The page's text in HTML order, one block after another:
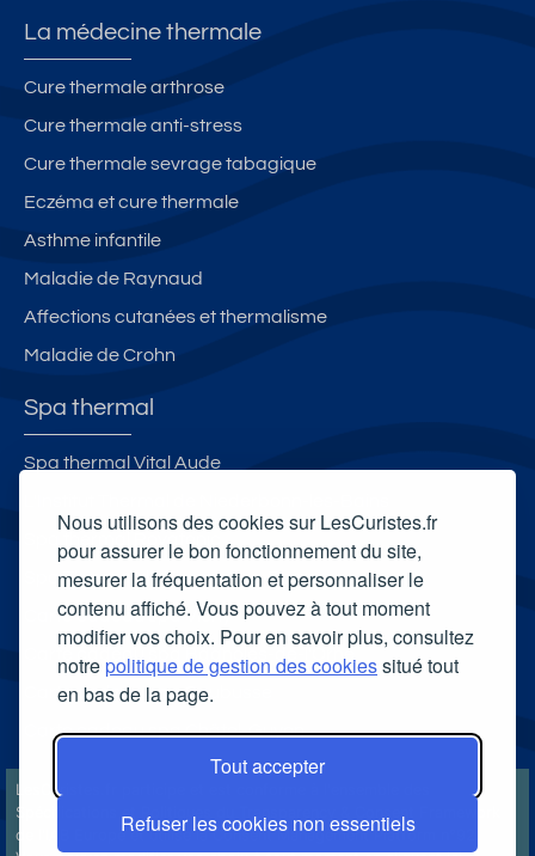
Nous utilisons des cookies sur LesCuristes.fr
pour assurer le bon fonctionnement du site,
mesurer la fréquentation et personnaliser le
contenu affiché. Vous pouvez à tout moment
modifier vos choix. Pour en savoir plus, consultez
notrepolitique de gestion des cookiessitué tout
en bas de la page.
Tout accepter
Refuser les cookies non essentiels
La médecine thermale
Cure thermale arthrose
Cure thermale anti-stress
Cure thermale sevrage tabagique
Eczéma et cure thermale
Asthme infantile
Maladie de Raynaud
Affections cutanées et thermalisme
Maladie de Crohn
Spa thermal
Spa thermal Vital Aude
Spa Thermal de Thonon-les-Bains
Carte cadeau spa Vichy
Carte cadeau spa Bagnoles-de-l'Orne
Carte cadeau spa Saubusse
Carte cadeau spa Châtel-Guyon
LesCuristes.fr participe et est conforme à l'ensemble des
Spécifications et Politiques du Transparency & Consent Framework
de l'IAB Europe et utilise la Consent Management Platform n°92.